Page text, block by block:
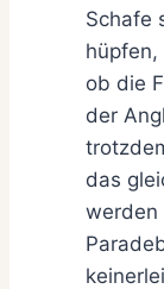
Schafe
ob die
der
das
werden